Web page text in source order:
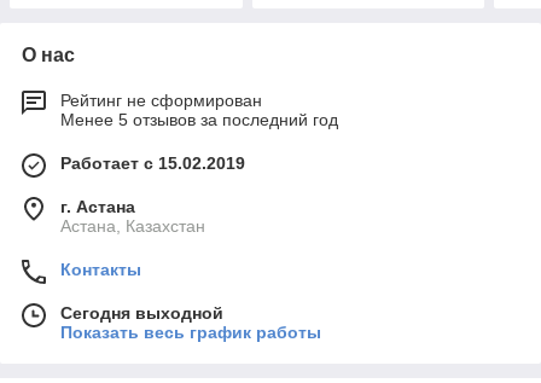
О нас
Рейтинг не сформирован
Менее 5 отзывов за последний год
Работает с 15.02.2019
г. Астана
Астана, Казахстан
Контакты
Сегодня выходной
Показать весь график работы